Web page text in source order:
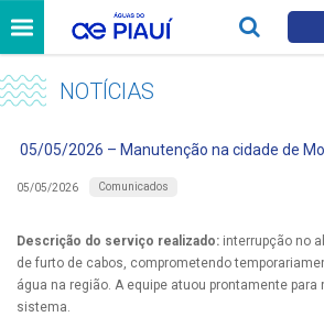
NOTÍCIAS
05/05/2026 – Manutenção na cidade de
05/05/2026 Comunicados
Descrição do serviço realizado: interrupção no
de furto de cabos, comprometendo
água na região. A equipe atuou prontamente
sistema.